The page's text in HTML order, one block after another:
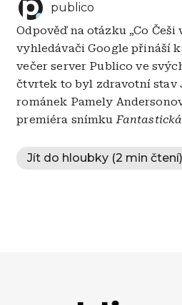
publico
Odpověď na otázku „Co Češi
vyhledávači Google přináší
večer server Publico ve
čtvrtek to byl zdravotní stav
románek Pamely
premiéra snímku
Jít do hloubky (2 min čtení)